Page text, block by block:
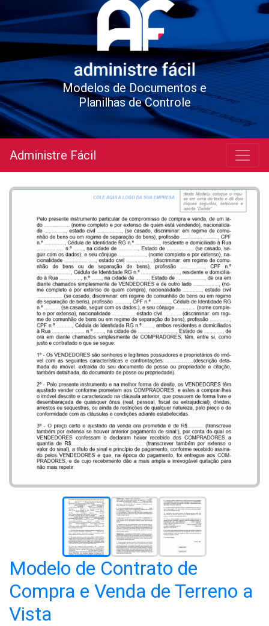
Modelos de Documentos e
Planilhas de Controle
Administre Fácil
Modelo de Contrato de
Compra e Venda de Terreno a
Vista